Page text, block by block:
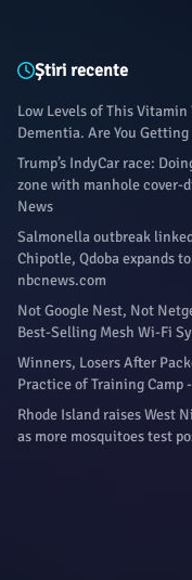
Știri recente
Low Levels of This
Dementia. Are You
Trump’s IndyCar race:
zone with manhole cover-
News
Salmonella outbreak
Chipotle, Qdoba expands
nbcnews.com
Not Google Nest, Not
Best-Selling Mesh Wi-Fi
Winners, Losers After
Practice of Training Camp
Rhode Island raises West
as more mosquitoes test